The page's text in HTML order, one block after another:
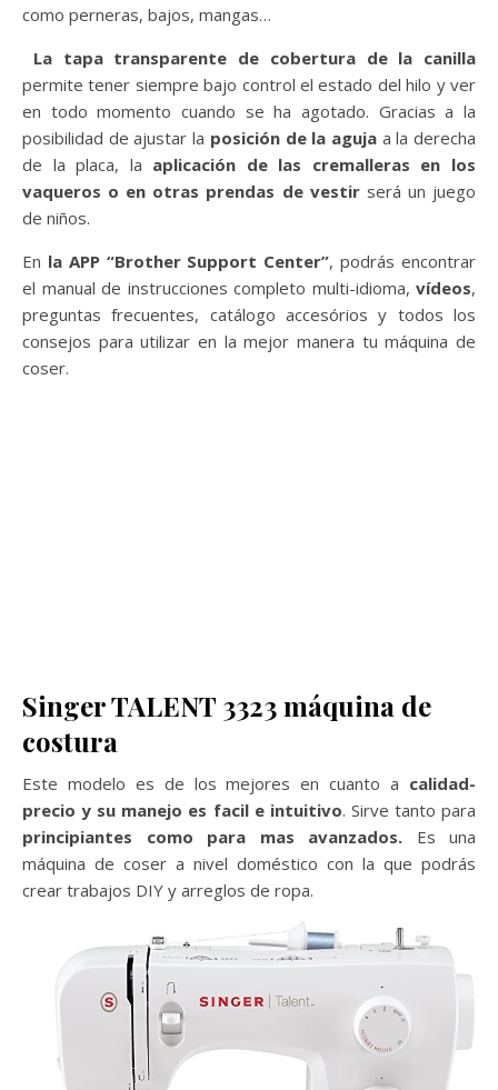
como perneras, bajos, mangas…
La tapa transparente de cobertura de la canilla
permite tener siempre bajo control el estado del hilo y ver
en todo momento cuando se ha agotado. Gracias a la
posibilidad de ajustar la posición de la agujaa la derecha
de la placa, la aplicación de las cremalleras en los
vaqueros o en otras prendas de vestirserá un juego
de niños.
En la APP “Brother Support Center”, podrás encontrar
el manual de instrucciones completo multi-idioma, vídeos,
preguntas frecuentes, catálogo accesórios y todos los
consejos para utilizar en la mejor manera tu máquina de
coser.
Singer TALENT 3323 máquina de
costura
Este modelo es de los mejores en cuanto a calidad-
precio y su manejo es facil e intuitivo. Sirve tanto para
principiantes como para mas avanzados. Es una
máquina de coser a nivel doméstico con la que podrás
crear trabajos DIY y arreglos de ropa.